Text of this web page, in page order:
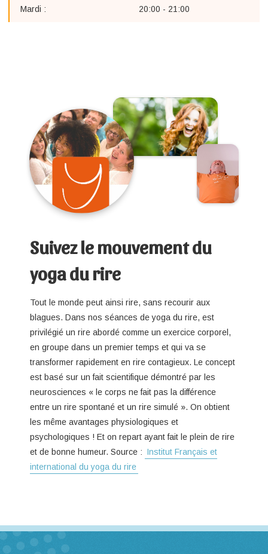
Mardi : 20:00 - 21:00
Suivez le mouvement du
yoga du rire
Tout le monde peut ainsi rire, sans recourir aux
blagues. Dans nos séances de yoga du rire, est
privilégié un rire abordé comme un exercice corporel,
en groupe dans un premier temps et qui va se
transformer rapidement en rire contagieux. Le concept
est basé sur un fait scientifique démontré par les
neurosciences « le corps ne fait pas la différence
entre un rire spontané et un rire simulé ». On obtient
les même avantages physiologiques et
psychologiques ! Et on repart ayant fait le plein de rire
et de bonne humeur. Source : Institut Français et
international du yoga du rire